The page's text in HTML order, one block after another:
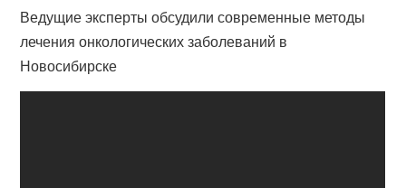
Ведущие эксперты обсудили современные методы
лечения онкологических заболеваний в
Новосибирске